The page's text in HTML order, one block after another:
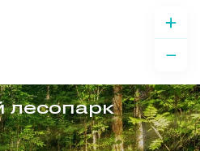
лесопарк